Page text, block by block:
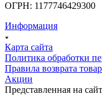
ОГРН: 1177746429300
Информация
Карта сайта
Политика обработки
Правила возврата
Акции
Представленная на